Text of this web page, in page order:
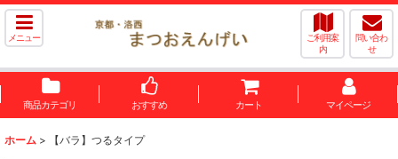
メニュー
ご利用案
内
問い合わ
せ
商品カテゴリ おすすめ カート マイページ
ホーム > 【バラ】つるタイプ